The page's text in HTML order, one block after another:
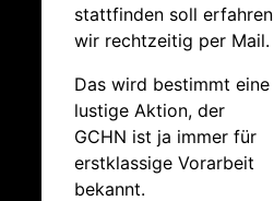
stattfinden soll erfahren
wir rechtzeitig per Mail.
Das wird bestimmt eine
lustige Aktion, der
GCHN ist ja immer für
erstklassige Vorarbeit
bekannt.